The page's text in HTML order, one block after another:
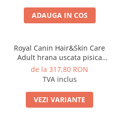
ADAUGA IN COS
Royal Canin Hair&Skin Care
Adult hrana uscata pisica
pentru piele si blana, 10 kg
de la 317,80 RON
TVA inclus
VEZI VARIANTE